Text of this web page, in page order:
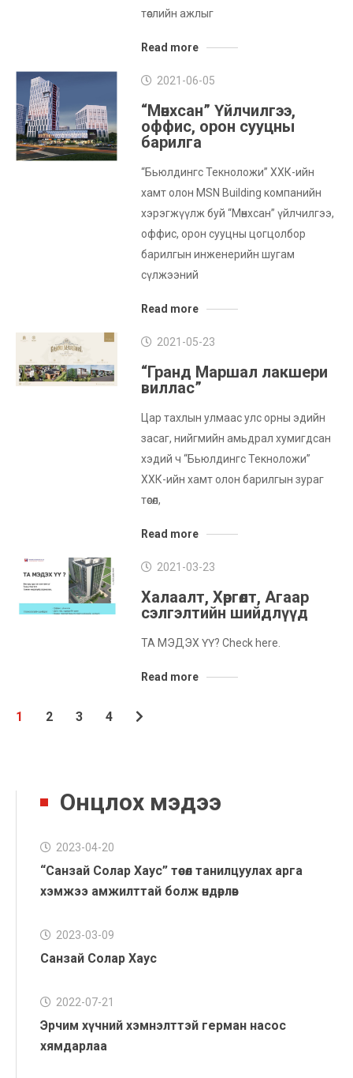
төслийн ажлыг
Read more
2021-06-05
“Мөнхсан” Үйлчилгээ,
оффис, орон сууцны
барилга
“Бьюлдингс Текноложи” ХХК-ийн
хамт олон MSN Building компанийн
хэрэгжүүлж буй “Мөнхсан” үйлчилгээ,
оффис, орон сууцны цогцолбор
барилгын инженерийн шугам
сүлжээний
Read more
2021-05-23
“Гранд Маршал лакшери
виллас”
Цар тахлын улмаас улс орны эдийн
засаг, нийгмийн амьдрал хумигдсан
хэдий ч “Бьюлдингс Текноложи”
ХХК-ийн хамт олон барилгын зураг
төсөл,
Read more
2021-03-23
Халаалт, Хөргөлт, Агаар
сэлгэлтийн шийдлүүд
ТА МЭДЭХ ҮҮ? Check here.
Read more
1 2 3 4
Онцлох мэдээ
2023-04-20
“Санзай Солар Хаус” төсөл танилцуулах арга
хэмжээ амжилттай болж өндөрлөв
2023-03-09
Санзай Солар Хаус
2022-07-21
Эрчим хүчний хэмнэлттэй герман насос
хямдарлаа